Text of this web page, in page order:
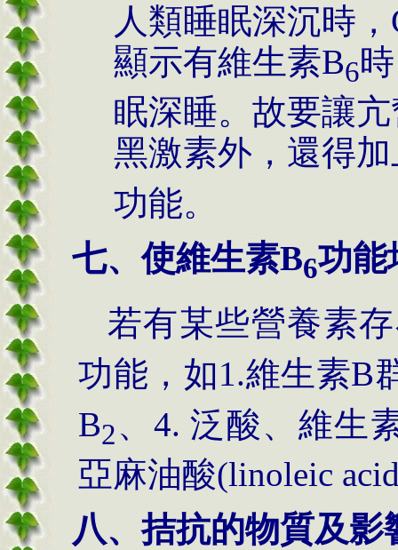
人類睡眠深沉時
顯示有維生素B6
眠深睡。故要讓
黑激素外，還得
功能。
七、使維生素B6功能
若有某些營養素
功能，如1.維生素B
B2、4. 泛酸、維生
亞麻油酸(linoleic
八、拮抗的物質及影